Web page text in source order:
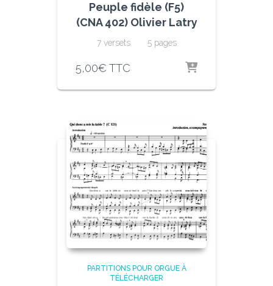
Peuple fidèle (F5)
(CNA 402) Olivier Latry
7 versets 5 pages
5,00€ TTC
PARTITIONS POUR ORGUE À
TÉLÉCHARGER